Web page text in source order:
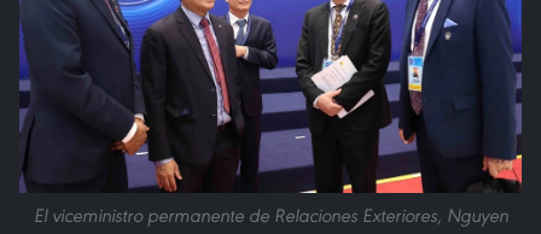
El viceministro permanente de Relaciones Exteriores, Nguyen